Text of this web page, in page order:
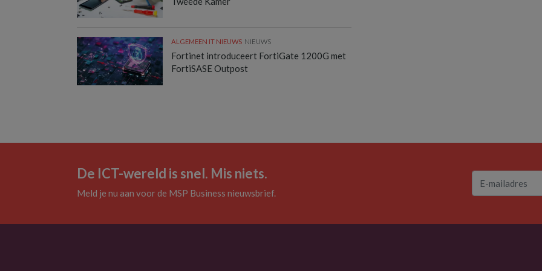
ALGEMEEN IT NIEUWS NIEUWS
Fortinet introduceert FortiGate 1200G met
FortiSASE Outpost
De ICT-wereld is snel. Mis niets.
Meld je nu aan voor de MSP Business nieuwsbrief.